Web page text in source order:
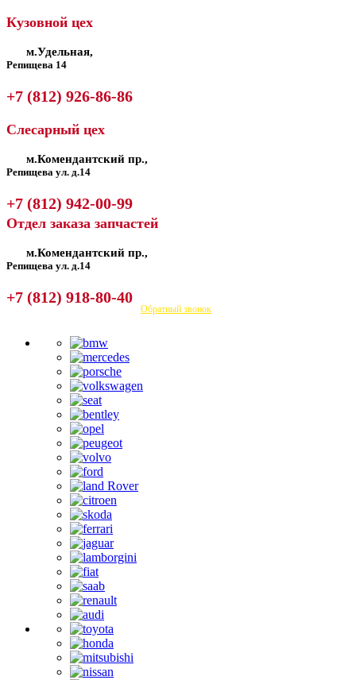
Кузовной цех
м.Удельная,
Репищева 14
+7 (812) 926-86-86
Слесарный цех
м.Комендантский пр.,
Репищева ул. д.14
+7 (812) 942-00-99
Отдел заказа запчастей
м.Комендантский пр.,
Репищева ул. д.14
+7 (812) 918-80-40
Посмотреть на карте Обратный звонок